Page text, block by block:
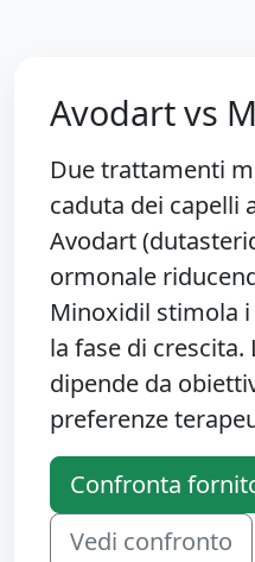
Avodart vs
Due trattamenti
caduta dei capelli
Avodart
ormonale
Minoxidil stimola
la fase di
dipende da
preferenze
Confronta
Vedi confronto